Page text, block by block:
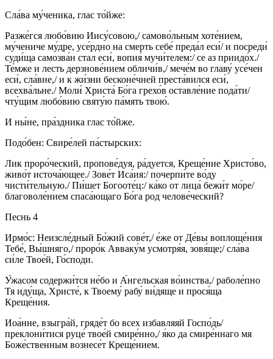
Сла́ва му́ченика, глас то́йже:
Разже́гся любо́вию Иису́совою,/ самово́льным хоте́нием,
му́чениче му́дре, усе́рдно на смерть себе́ преда́л еси́/ и посреди́
суди́ща самозва́н стал еси́, вопия́ мучи́телем:/ се аз приидо́х./
Те́мже и лесть дерзнове́нием обличи́в,/ мече́м во главу́ усе́чен
еси́, сла́вне,/ и к жи́зни бесконе́чней преста́вился еси́,
всехва́льне./ Моли́ Христа́ Бо́га грехо́в оставле́ние пода́ти/
чту́щим любо́вию святу́ю па́мять твою́.
И ны́не, пра́здника глас то́йже.
Подо́бен: Свире́лей па́стырских:
Лик проро́ческий, пропове́дуя, ра́дуется, Креще́ние Христо́во,
живо́т источа́ющее./ Зове́т Иса́ия:/ почерпи́те во́ду
чисти́тельную./ Пи́шет Богооте́ц:/ ка́ко от лица́ бежи́т мо́ре/
благоволе́нием спаса́ющаго Бо́га род челове́ческий?
Песнь 4
Ирмо́с: Неизсле́дный Бо́жий сове́т,/ е́же от Де́вы воплоще́ния
Тебе́, Вы́шняго,/ проро́к Авваку́м усмотря́я, зовя́ще;/ сла́ва
си́ле Твое́й, Го́споди.
У́жасом содержи́тся не́бо и А́нгельская во́инства,/ раболе́пно
Тя иду́ща, Христе́, к Твоему́ рабу́ ви́дяще и прося́ща
Креще́ния.
Иоа́нне, взыгра́й, гряде́т бо всех избавляяй Госпо́дь/
преклони́тися руце́ твое́й смире́нно,/ я́ко да смире́ннаго мя
Боже́ственным вознесе́т Креще́нием.